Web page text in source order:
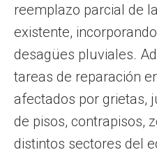
reemplazo parcial de
existente,
desagües pluviales.
tareas de reparación
afectados por grietas,
de pisos, contrapisos,
distintos sectores del